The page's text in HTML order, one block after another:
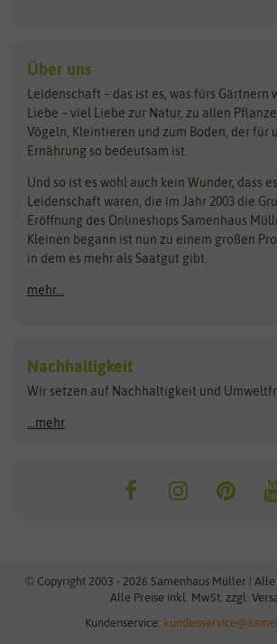
Kräutersamen
Obstsamen
Pilzbrut
Rasensamen
Steckzwiebeln
Zimmer & Kübelpflanzen
Kataloge
Schnäppchen
Anzucht & Gartenzubehör
Anzuchtschalen
Heizmatte & Heizkabel
Kokos-Quelltabletten
Zimmergewächshaus
Maissamen
Paprikasamen
Benary
Bingenheimer Saatgut
Bionana
BIOWOL
Blumicorn
Bûten Birds
Carl Pabst
Dürr-
Fertil
Flora
Florissa
Flortis
Franchi Sementi
Greenline
JUB
Küpper
Über uns
Leidenschaft – das ist es, was fürs Gärtnern
Liebe – viel Liebe zur Natur, zu allen
Vögeln, Kleintieren und zum Boden, der für
Ernährung so bedeutsam ist.
Und so ist es wohl auch kein Wunder, dass
Leidenschaft waren, die im Jahr 2003 die
Eröffnung des Onlineshops Samenhaus
Kleinen begann ist nun zu einem großen
in dem es mehr als Saatgut gibt.
mehr...
Nachhaltigkeit
Wir setzen auf Nachhaltigkeit und
...mehr
© Copyright 2003 - 2026 Samenhaus Müller |
Alle Preise inkl. MwSt. zzgl.
Kundenservice: